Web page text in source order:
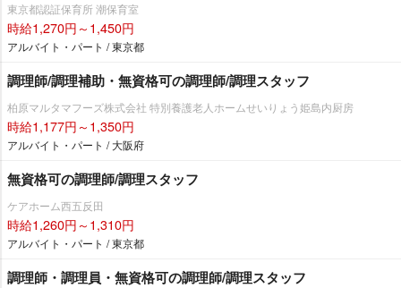
東京都認証保育所 潮保育室
時給1,270円～1,450円
アルバイト・パート / 東京都
調理師/調理補助・無資格可の調理師/調理スタッフ
柏原マルタマフーズ株式会社 特別養護老人ホームせいりょう姫島内厨房
時給1,177円～1,350円
アルバイト・パート / 大阪府
無資格可の調理師/調理スタッフ
ケアホーム西五反田
時給1,260円～1,310円
アルバイト・パート / 東京都
調理師・調理員・無資格可の調理師/調理スタッフ